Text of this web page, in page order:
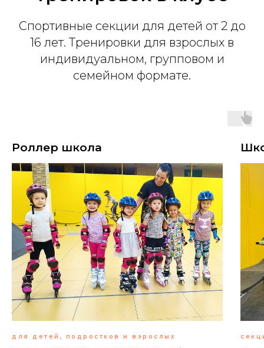
Спортивные секции для детей от 2 до
16 лет. Тренировки для взрослых в
индивидуальном, групповом и
семейном формате.
Роллер школа
для детей, подростков и взрослых